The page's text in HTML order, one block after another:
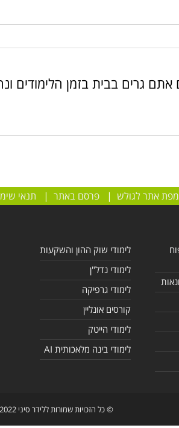
גרים בבית בזמן הלימודים
מפת אתר לגולש |פרסם באתר | תנאי
לימודי שוק ההון והשקעות
לימודי נדל"ן
לימודי גרפיקה
קורסים אונליין
לימודי הייטק
לימודי בינה מלאכותית AI
© כל הזכויות שמורות ללידר סיני 2022 בע"מ